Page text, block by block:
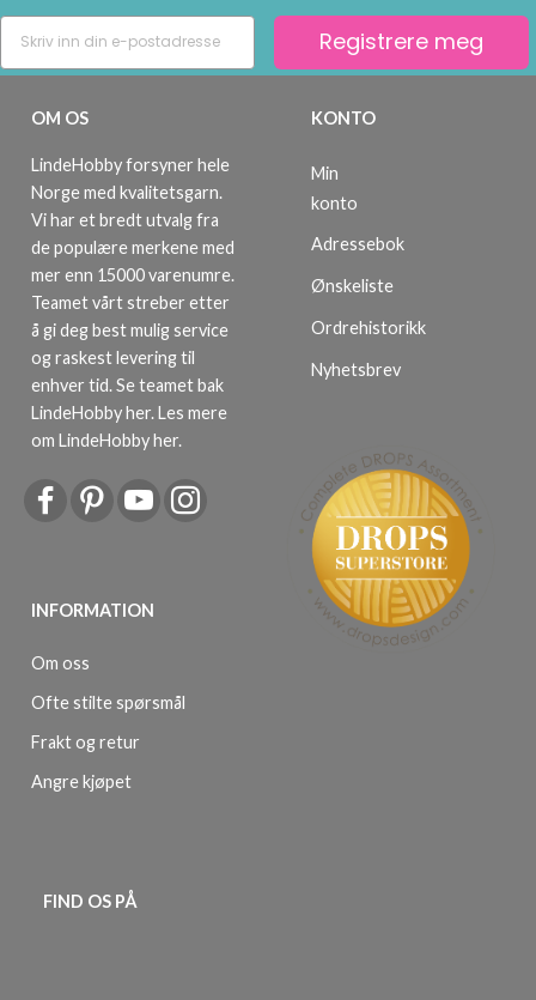
Registrere meg
OM OS
LindeHobby forsyner hele
Norge med kvalitetsgarn.
Vi har et bredt utvalg fra
de populære merkene med
mer enn 15000 varenumre.
Teamet vårt streber etter
å gi deg best mulig service
og raskest levering til
enhver tid. Se teamet bak
LindeHobby her.Les mere
om LindeHobby her.
INFORMATION
Om oss
Ofte stilte spørsmål
Frakt og retur
Angre kjøpet
KONTO
Min
konto
Adressebok
Ønskeliste
Ordrehistorikk
Nyhetsbrev
FIND OS PÅ